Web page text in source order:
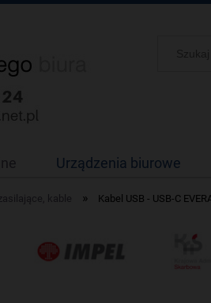
Urządzenia biurowe
kable » Kabel USB - USB-C